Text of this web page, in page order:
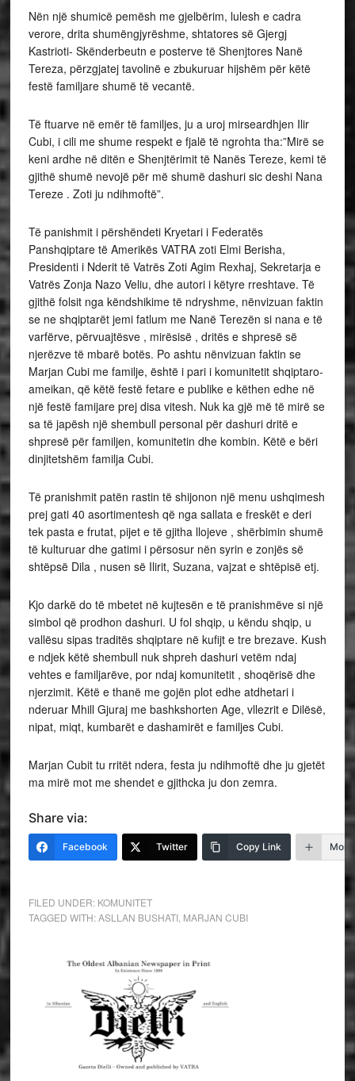
Nën një shumicë pemësh me gjelbërim, lulesh e cadra
verore, drita shumëngjyrëshme, shtatores së Gjergj
Kastrioti- Skënderbeutn e posterve të Shenjtores Nanë
Tereza, përzgjatej tavolinë e zbukuruar hijshëm për këtë
festë familjare shumë të vecantë.
Të ftuarve në emër të familjes, ju a uroj mirseardhjen Ilir
Cubi, i cili me shume respekt e fjalë të ngrohta tha:”Mirë se
keni ardhe në ditën e Shenjtërimit të Nanës Tereze, kemi të
gjithë shumë nevojë për më shumë dashuri sic deshi Nana
Tereze . Zoti ju ndihmoftë”.
Të panishmit i përshëndeti Kryetari i Federatës
Panshqiptare të Amerikës VATRA zoti Elmi Berisha,
Presidenti i Nderit të Vatrës Zoti Agim Rexhaj, Sekretarja e
Vatrës Zonja Nazo Veliu, dhe autori i këtyre rreshtave. Të
gjithë folsit nga këndshikime të ndryshme, nënvizuan faktin
se ne shqiptarët jemi fatlum me Nanë Terezën si nana e të
varfërve, përvuajtësve , mirësisë , dritës e shpresë së
njerëzve të mbarë botës. Po ashtu nënvizuan faktin se
Marjan Cubi me familje, është i pari i komunitetit shqiptaro-
ameikan, që këtë festë fetare e publike e këthen edhe në
një festë famijare prej disa vitesh. Nuk ka gjë më të mirë se
sa të japësh një shembull personal për dashuri dritë e
shpresë për familjen, komunitetin dhe kombin. Këtë e bëri
dinjitetshëm familja Cubi.
Të pranishmit patën rastin të shijonon një menu ushqimesh
prej gati 40 asortimentesh që nga sallata e freskët e deri
tek pasta e frutat, pijet e të gjitha llojeve , shërbimin shumë
të kulturuar dhe gatimi i përsosur nën syrin e zonjës së
shtëpsë Dila , nusen së Ilirit, Suzana, vajzat e shtëpisë etj.
Kjo darkë do të mbetet në kujtesën e të pranishmëve si një
simbol që prodhon dashuri. U fol shqip, u këndu shqip, u
vallësu sipas traditës shqiptare në kufijt e tre brezave. Kush
e ndjek këtë shembull nuk shpreh dashuri vetëm ndaj
vehtes e familjarëve, por ndaj komunitetit , shoqërisë dhe
njerzimit. Këtë e thanë me gojën plot edhe atdhetari i
nderuar Mhill Gjuraj me bashkshorten Age, vllezrit e Dilësë,
nipat, miqt, kumbarët e dashamirët e familjes Cubi.
Marjan Cubit tu rritët ndera, festa ju ndihmoftë dhe ju gjetët
ma mirë mot me shendet e gjithcka ju don zemra.
Share via:
Facebook Twitter Copy Link More
FILED UNDER: KOMUNITET
TAGGED WITH:ASLLAN BUSHATI, MARJAN CUBI